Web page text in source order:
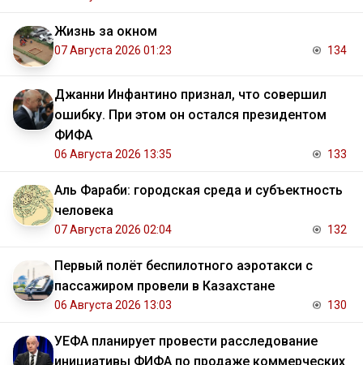
Жизнь за окном
07 Августа 2026 01:23 134
Джанни Инфантино признал, что совершил
ошибку. При этом он остался президентом
ФИФА
06 Августа 2026 13:35 133
Аль Фараби: городская среда и субъектность
человека
07 Августа 2026 02:04 132
Первый полёт беспилотного аэротакси с
пассажиром провели в Казахстане
06 Августа 2026 13:03 130
УЕФА планирует провести расследование
инициативы ФИФА по продаже коммерческих